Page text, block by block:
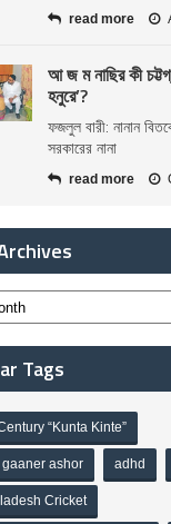
read more
আ জ ম নাছির কী
হনুরে’?
ফজলুল বারী: নানান
সরকারের নানা
read more
Tags
“Kunta Kinte”
ashor adhd
Cricket